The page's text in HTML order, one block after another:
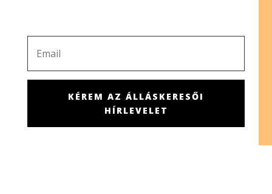
KÉREM AZ ÁLLÁSKERESŐI
HÍRLEVELET